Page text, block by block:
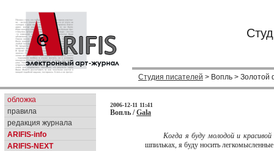
Студия писателей > Вопль > Золотой
обложка
правила
редакция журнала
ARIFIS-info
ARIFIS-NEXT
2006-12-11 11:41
Вопль /Gala
Когда я буду молодой и
шпильках, я буду носить